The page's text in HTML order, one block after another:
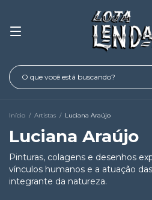
Início / Artistas / Luciana Araújo
Luciana Araújo
Pinturas, colagens e desenhos
vínculos humanos e a atuação
integrante da natureza.